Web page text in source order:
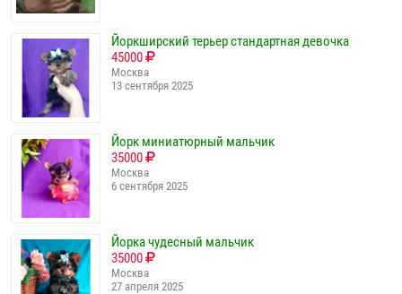
Йоркширский терьер стандартная девочка
45000
Москва
13 сентября 2025
Йорк миниатюрный мальчик
35000
Москва
6 сентября 2025
Йорка чудесный мальчик
35000
Москва
27 апреля 2025